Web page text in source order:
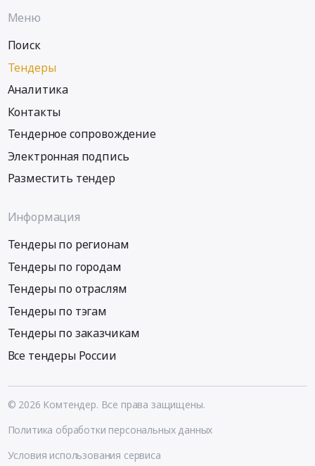
Меню
Поиск
Тендеры
Аналитика
Контакты
Тендерное сопровождение
Электронная подпись
Разместить тендер
Информация
Тендеры по регионам
Тендеры по городам
Тендеры по отраслям
Тендеры по тэгам
Тендеры по заказчикам
Все тендеры России
© 2026 Комтендер. Все права защищены.
Политика обработки персональных данных
Условия использования сервиса